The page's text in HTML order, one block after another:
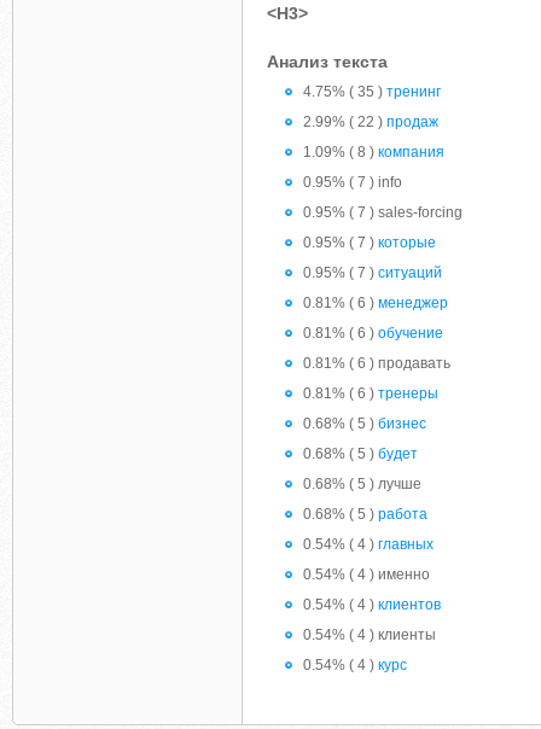
<H3>
Анализ текста
4.75% ( 35 ) тренинг
2.99% ( 22 ) продаж
1.09% ( 8 ) компания
0.95% ( 7 ) info
0.95% ( 7 ) sales-forcing
0.95% ( 7 ) которые
0.95% ( 7 ) ситуаций
0.81% ( 6 ) менеджер
0.81% ( 6 ) обучение
0.81% ( 6 ) продавать
0.81% ( 6 ) тренеры
0.68% ( 5 ) бизнес
0.68% ( 5 ) будет
0.68% ( 5 ) лучше
0.68% ( 5 ) работа
0.54% ( 4 ) главных
0.54% ( 4 ) именно
0.54% ( 4 ) клиентов
0.54% ( 4 ) клиенты
0.54% ( 4 ) курс